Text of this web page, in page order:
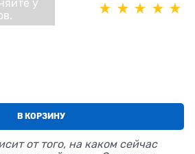
у
В КОРЗИНУ
от того, на каком сейчас